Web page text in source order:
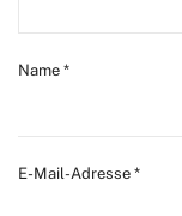
Name *
E-Mail-Adresse *